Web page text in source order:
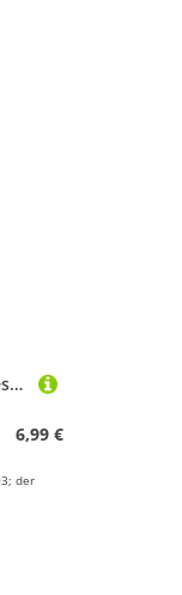
SAFIGLE Kompakter Rutschfester Blindenstock Ersatzspitze aus Langlebigem Kunststoff Stabile Gehstockspitze für Alltag und Outdoor Geeignet für Senioren Behinderte und Verletzte
6,99 €
der